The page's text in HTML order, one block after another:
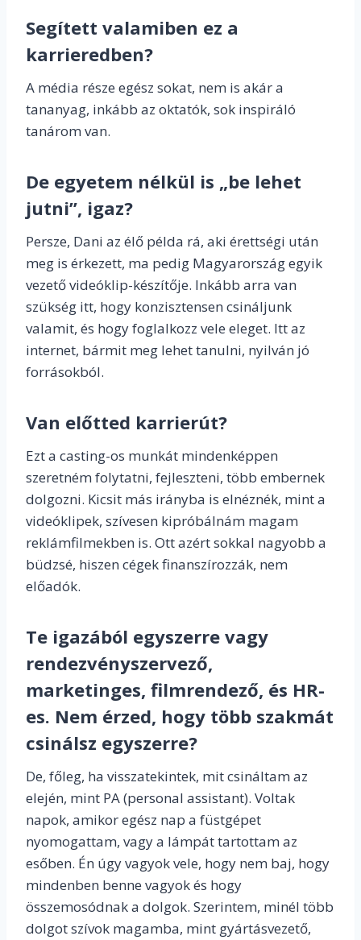
Segített valamiben ez a
karrieredben?
A média része egész sokat, nem is akár a
tananyag, inkább az oktatók, sok inspiráló
tanárom van.
De egyetem nélkül is „be lehet
jutni”, igaz?
Persze, Dani az élő példa rá, aki érettségi után
meg is érkezett, ma pedig Magyarország egyik
vezető videóklip-készítője. Inkább arra van
szükség itt, hogy konzisztensen csináljunk
valamit, és hogy foglalkozz vele eleget. Itt az
internet, bármit meg lehet tanulni, nyilván jó
forrásokból.
Van előtted karrierút?
Ezt a casting-os munkát mindenképpen
szeretném folytatni, fejleszteni, több embernek
dolgozni. Kicsit más irányba is elnéznék, mint a
videóklipek, szívesen kipróbálnám magam
reklámfilmekben is. Ott azért sokkal nagyobb a
büdzsé, hiszen cégek finanszírozzák, nem
előadók.
Te igazából egyszerre vagy
rendezvényszervező,
marketinges, filmrendező, és HR-
es. Nem érzed, hogy több szakmát
csinálsz egyszerre?
De, főleg, ha visszatekintek, mit csináltam az
elején, mint PA (personal assistant). Voltak
napok, amikor egész nap a füstgépet
nyomogattam, vagy a lámpát tartottam az
esőben. Én úgy vagyok vele, hogy nem baj, hogy
mindenben benne vagyok és hogy
összemosódnak a dolgok. Szerintem, minél több
dolgot szívok magamba, mint gyártásvezető,